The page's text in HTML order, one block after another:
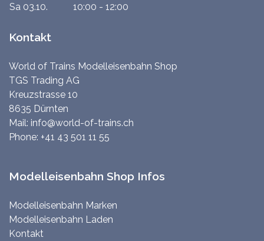
Sa 03.10.
10:00 - 12:00
Kontakt
World of Trains Modelleisenbahn Shop
TGS Trading AG
Kreuzstrasse 10
8635 Dürnten
Mail: info@world-of-trains.ch
Phone: +41 43 501 11 55
Modelleisenbahn Shop Infos
Modelleisenbahn Marken
Modelleisenbahn Laden
Kontakt